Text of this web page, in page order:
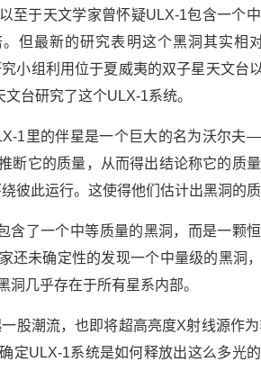
至于天文学家曾怀疑ULX-1包含一个
但最新的研究表明这个黑洞其实相
究小组利用位于夏威夷的双子星天文台
台研究了这个ULX-1系统。
1里的伴星是一个巨大的名为沃尔夫
断它的质量，从而得出结论称它的质
彼此运行。这使得他们估计出黑洞的
含了一个中等质量的黑洞，而是一
还未确定性的发现一个中量级的黑洞
洞几乎存在于所有星系内部。
股潮流，也即将超高亮度X射线源作
定ULX-1系统是如何释放出这么多光